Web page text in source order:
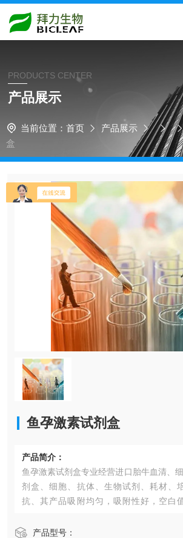
PRODUCTS CENTER
产品展示
当前位置： 首页 产品展示
盒
鱼孕激素试剂盒
产品简介：
鱼孕激素试剂盒专业经营进口胎牛血清、
剂盒、细胞、抗体、生物试剂、耗材、
抗、其产品吸附均匀，吸附性好，空白
纯化技术，保证产品均能现货供应和产品质
产品型号：